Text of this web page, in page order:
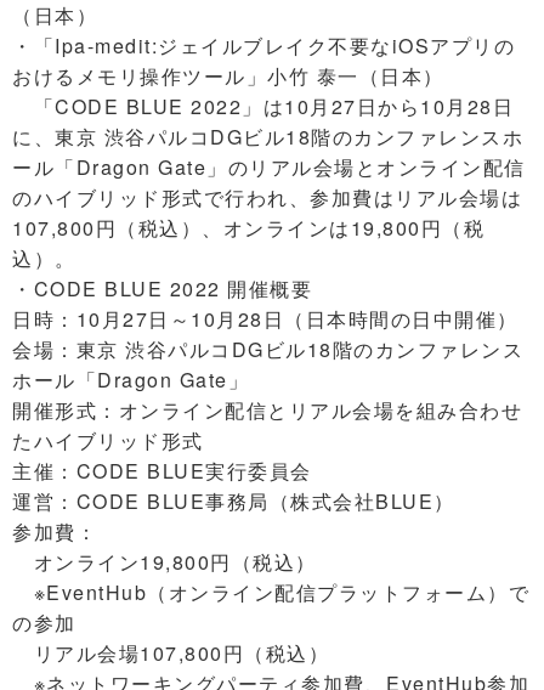
（日本）
・「Ipa-medit:ジェイルブレイク不要なiOSアプリの
おけるメモリ操作ツール」小竹 泰一（日本）
「CODE BLUE 2022」は10月27日から10月28日
に、東京 渋谷パルコDGビル18階のカンファレンスホ
ール「Dragon Gate」のリアル会場とオンライン配信
のハイブリッド形式で行われ、参加費はリアル会場は
107,800円（税込）、オンラインは19,800円（税
込）。
・CODE BLUE 2022 開催概要
日時：10月27日～10月28日（日本時間の日中開催）
会場：東京 渋谷パルコDGビル18階のカンファレンス
ホール「Dragon Gate」
開催形式：オンライン配信とリアル会場を組み合わせ
たハイブリッド形式
主催：CODE BLUE実行委員会
運営：CODE BLUE事務局（株式会社BLUE）
参加費：
オンライン19,800円（税込）
※EventHub（オンライン配信プラットフォーム）で
の参加
リアル会場107,800円（税込）
※ネットワーキングパーティ参加費、EventHub参加